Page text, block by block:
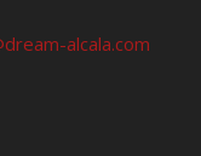
alcala.com